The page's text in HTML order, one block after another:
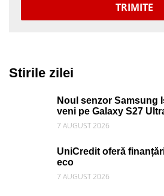
TRIMITE
Stirile zilei
Noul senzor Samsung
veni pe Galaxy S27
7 AUGUST 2026
UniCredit oferă
eco
7 AUGUST 2026